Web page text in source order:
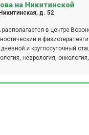
на Никитинской
д. 52
в центре
и
и круглосуточный
неврология,
хирургия,
ряд мероприятий